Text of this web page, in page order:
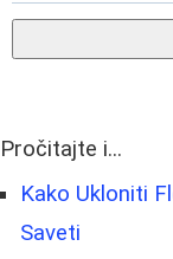
Pročitajte i...
Kako Ukloniti
Saveti